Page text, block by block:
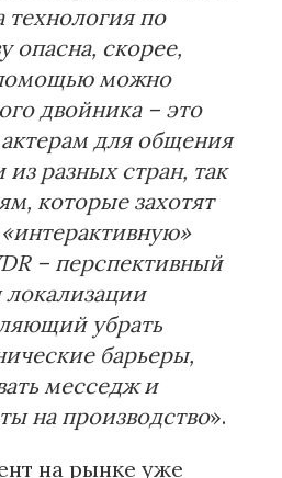
технология по
опасна, скорее,
можно
двойника – это
для общения
разных стран, так
которые захотят
– перспективный
убрать
барьеры,
месседж и
на производство».
на рынке уже